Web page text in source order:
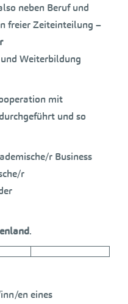
neben Beruf und
freier Zeiteinteilung –
Weiterbildung
mit
und so
r Business
r
.
en eines